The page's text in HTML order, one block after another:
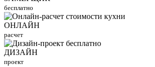
бесплатно
ОНЛАЙН
расчет
ДИЗАЙН
проект